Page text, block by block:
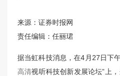
来源：证券时报网
责任编辑：任丽珺
据当虹科技消息，在4月27日下
高清视听科技创新发展论坛”上